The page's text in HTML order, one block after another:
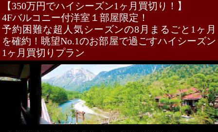
【350万円でハイシーズン1ヶ月買切り！】
4Fバルコニー付洋室１部屋限定！
予約困難な超人気シーズンの8月まるごと1ヶ月
を確約！ 眺望No.1のお部屋で過ごすハイシーズン
1ヶ月買切りプラン